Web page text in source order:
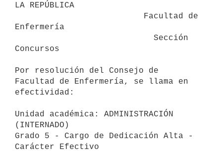
LA REPÚBLICA
Enfermería
Concursos
Por resolución del Consejo de
Facultad de Enfermería, se llama en
efectividad:
Unidad académica: ADMINISTRACIÓN
(INTERNADO)
Grado 5 - Cargo de Dedicación Alta -
Carácter Efectivo